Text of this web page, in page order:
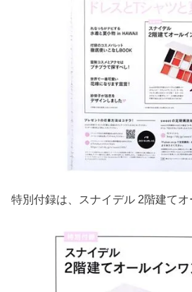
特別付録は、スナイデル 2階建て